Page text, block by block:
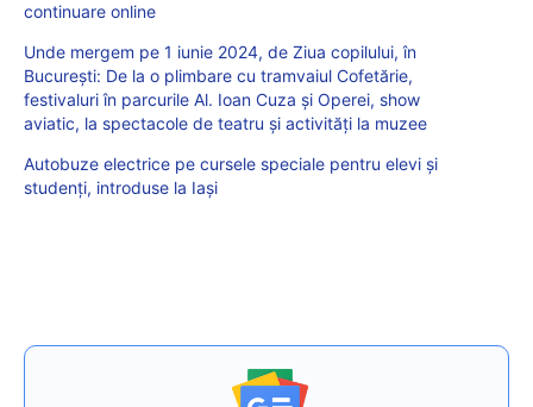
continuare online
Unde mergem pe 1 iunie 2024, de Ziua copilului, în
București: De la o plimbare cu tramvaiul Cofetărie,
festivaluri în parcurile Al. Ioan Cuza și Operei, show
aviatic, la spectacole de teatru și activități la muzee
Autobuze electrice pe cursele speciale pentru elevi și
studenți, introduse la Iași